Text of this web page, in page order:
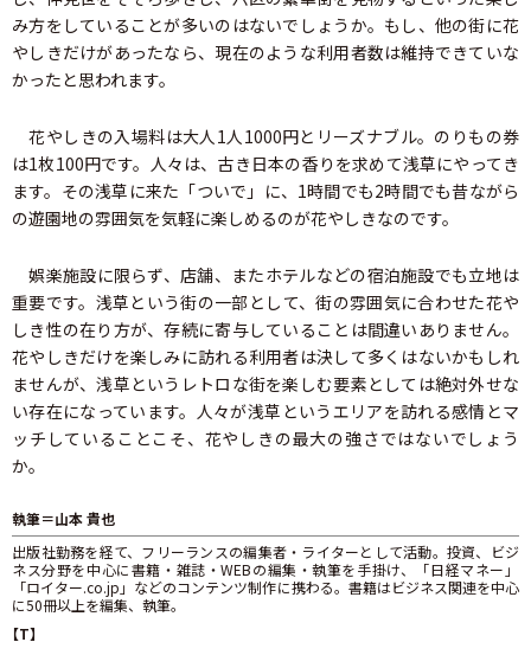
み方をしていることが多いのはないでしょうか。もし、他の街に花
やしきだけがあったなら、現在のような利用者数は維持できていな
かったと思われます。
花やしきの入場料は大人1人1000円とリーズナブル。のりもの券
は1枚100円です。人々は、古き日本の香りを求めて浅草にやってき
ます。その浅草に来た「ついで」に、1時間でも2時間でも昔ながら
の遊園地の雰囲気を気軽に楽しめるのが花やしきなのです。
娯楽施設に限らず、店舗、またホテルなどの宿泊施設でも立地は
重要です。浅草という街の一部として、街の雰囲気に合わせた花や
しき性の在り方が、存続に寄与していることは間違いありません。
花やしきだけを楽しみに訪れる利用者は決して多くはないかもしれ
ませんが、浅草というレトロな街を楽しむ要素としては絶対外せな
い存在になっています。人々が浅草というエリアを訪れる感情とマ
ッチしていることこそ、花やしきの最大の強さではないでしょう
か。
執筆＝山本 貴也
出版社勤務を経て、フリーランスの編集者・ライターとして活動。投資、ビジ
ネス分野を中心に書籍・雑誌・WEBの編集・執筆を手掛け、「日経マネー」
「ロイター.co.jp」などのコンテンツ制作に携わる。書籍はビジネス関連を中心
に50冊以上を編集、執筆。
【T】